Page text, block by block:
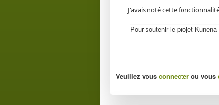
J'avais noté cette
Pour soutenir le projet Kunena
Veuillez vous connecter ou vous